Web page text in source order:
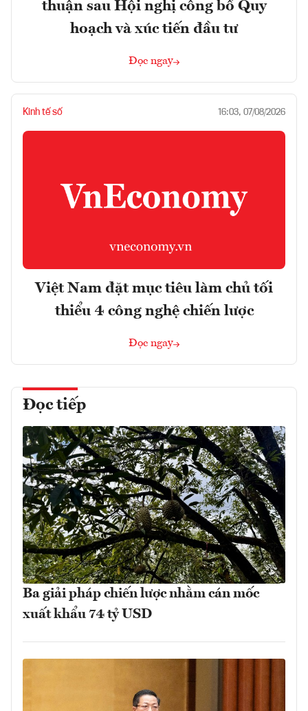
thuận sau Hội nghị công bố Quy
hoạch và xúc tiến đầu tư
Đọc ngay
Kinh tế số 16:03, 07/08/2026
Việt Nam đặt mục tiêu làm chủ tối
thiểu 4 công nghệ chiến lược
Đọc ngay
Đọc tiếp
Ba giải pháp chiến lược nhằm cán mốc
xuất khẩu 74 tỷ USD